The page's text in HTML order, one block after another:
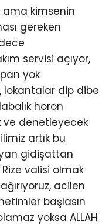
ama kimsenin
gereken
servisi açıyor,
yok
lokantalar dip dibe
horon
ve denetleyecek
artık bu
gidişattan
valisi olmak
acilen
başlasın
yoksa ALLAH